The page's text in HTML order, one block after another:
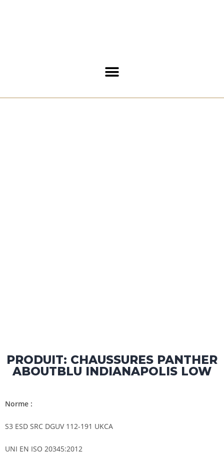
PRODUIT: CHAUSSURES PANTHER
ABOUTBLU INDIANAPOLIS LOW
Norme :
S3 ESD SRC DGUV 112-191 UKCA
UNI EN ISO 20345:2012